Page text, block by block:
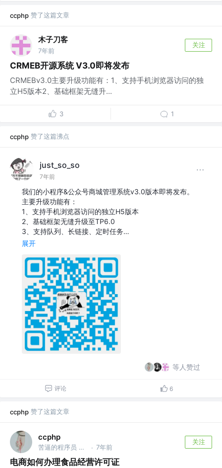
ccphp 赞了这篇文章
木子刀客
7年前
关注
CRMEB开源系统 V3.0即将发布
CRMEBv3.0主要升级功能有：1、支持手机浏览器访问的独
立H5版本2、基础框架无缝升...
3 1
ccphp 赞了这篇沸点
just_so_so
7年前
我们的小程序&公众号商城管理系统v3.0版本即将发布。
主要升级功能有：
1、支持手机浏览器访问的独立H5版本
2、基础框架无缝升级至TP6.0
3、支持队列、长链接、定时任务…
展开
等人赞过
评论 6
ccphp 赞了这篇文章
ccphp
苦逼的程序员 @众邦科技 · 7年前
关注
电商如何办理食品经营许可证